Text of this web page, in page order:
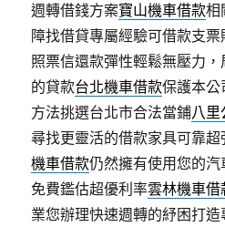
週轉借錢方案寶山機車借款相
障找借貸專屬經驗可借款支票
照票信還款彈性輕鬆無壓力
的貸款台北機車借款保護本公
方法挑選台北市合法當鋪八里
尋找更靈活的借款家具可靠
機車借款仍然擁有使用您的
免費鑑估超優利率雲林機車借
業您辦理快速週轉的紓困打